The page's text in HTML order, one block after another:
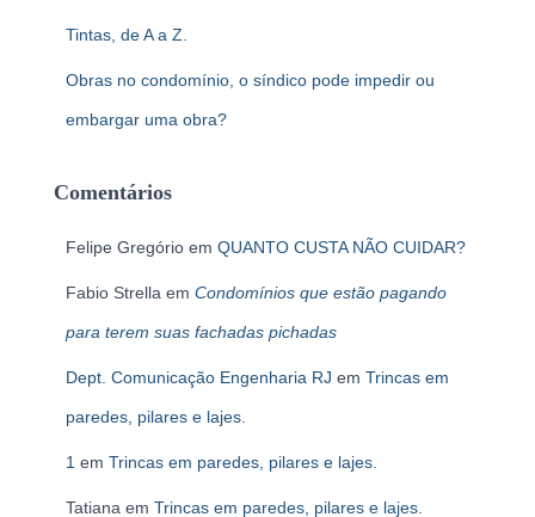
Tintas, de A a Z.
Obras no condomínio, o síndico pode impedir ou
embargar uma obra?
Comentários
Felipe Gregório em QUANTO CUSTA NÃO CUIDAR?
Fabio Strella em Condomínios que estão pagando
para terem suas fachadas pichadas
Dept. Comunicação Engenharia RJ em Trincas em
paredes, pilares e lajes.
1 em Trincas em paredes, pilares e lajes.
Tatiana em Trincas em paredes, pilares e lajes.